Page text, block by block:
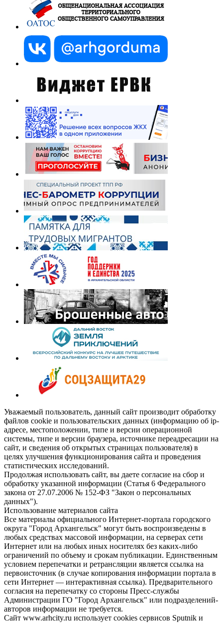
Уважаемый пользователь, данный сайт производит обработку
файлов cookie и пользовательских данных (информацию об ip-
адресе, местоположении, типе и версии операционной
системы, типе и версии браузера, источнике переадресации на
сайт, и сведения об открытых страницах пользователя) в
целях улучшения функционирования сайта и проведения
статистических исследований.
Продолжая использовать сайт, вы даете согласие на сбор и
обработку указанной информации (Статья 6 Федерального
закона от 27.07.2006 № 152-ФЗ "Закон о персональных
данных").
Использование материалов сайта
Все материалы официального Интернет-портала городского
округа "Город Архангельск" могут быть воспроизведены в
любых средствах массовой информации, на серверах сети
Интернет или на любых иных носителях без каких-либо
ограничений по объему и срокам публикации. Единственным
условием перепечатки и ретрансляции является ссылка на
первоисточник (в случае копирования информации портала в
сети Интернет — интерактивная ссылка). Предварительного
согласия на перепечатку со стороны Пресс-службы
Администрации ГО "Город Архангельск" или подразделений-
авторов информации не требуется.
Сайт www.arhcity.ru использует cookies сервисов Sputnik и